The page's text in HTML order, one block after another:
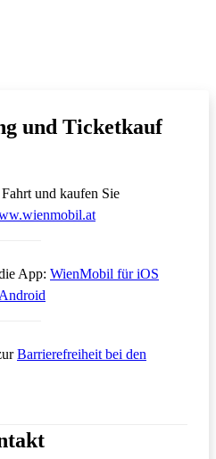
und Ticketkauf
und kaufen Sie
Öffnet in einem
App: WienMobil für iOS
Barrierefreiheit bei den